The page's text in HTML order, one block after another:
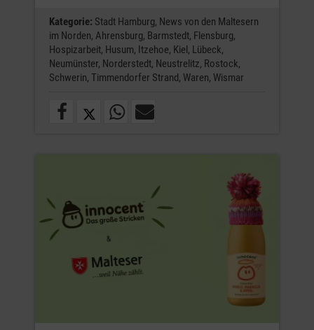
Kategorie: Stadt Hamburg, News von den Maltesern
im Norden, Ahrensburg, Barmstedt, Flensburg,
Hospizarbeit, Husum, Itzehoe, Kiel, Lübeck,
Neumünster, Norderstedt, Neustrelitz, Rostock,
Schwerin, Timmendorfer Strand, Waren, Wismar